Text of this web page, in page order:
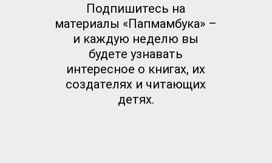
Подпишитесь на
материалы «Папмамбука» –
и каждую неделю вы
будете узнавать
интересное о книгах, их
создателях и читающих
детях.